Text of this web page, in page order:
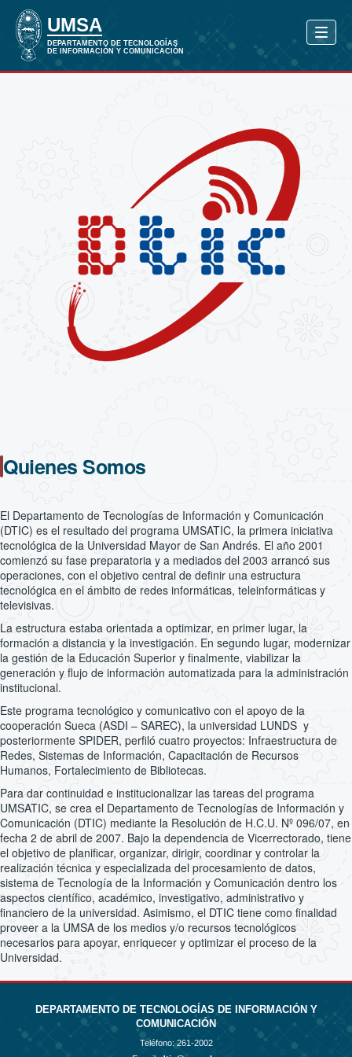
Quienes Somos
El Departamento de Tecnologías de Información y Comunicación
(DTIC) es el resultado del programa UMSATIC, la primera iniciativa
tecnológica de la Universidad Mayor de San Andrés. El año 2001
comienzó su fase preparatoria y a mediados del 2003 arrancó sus
operaciones, con el objetivo central de definir una estructura
tecnológica en el ámbito de redes informáticas, teleinformáticas y
televisivas.
La estructura estaba orientada a optimizar, en primer lugar, la
formación a distancia y la investigación. En segundo lugar, modernizar
la gestión de la Educación Superior y finalmente, viabilizar la
generación y flujo de información automatizada para la administración
institucional.
Este programa tecnológico y comunicativo con el apoyo de la
cooperación Sueca (ASDI – SAREC), la universidad LUNDS y
posteriormente SPIDER, perfiló cuatro proyectos: Infraestructura de
Redes, Sistemas de Información, Capacitación de Recursos
Humanos, Fortalecimiento de Bibliotecas.
Para dar continuidad e institucionalizar las tareas del programa
UMSATIC, se crea el Departamento de Tecnologías de Información y
Comunicación (DTIC) mediante la Resolución de H.C.U. Nº 096/07, en
fecha 2 de abril de 2007. Bajo la dependencia de Vicerrectorado, tiene
el objetivo de planificar, organizar, dirigir, coordinar y controlar la
realización técnica y especializada del procesamiento de datos,
sistema de Tecnología de la Información y Comunicación dentro los
aspectos científico, académico, investigativo, administrativo y
financiero de la universidad. Asimismo, el DTIC tiene como finalidad
proveer a la UMSA de los medios y/o recursos tecnológicos
necesarios para apoyar, enriquecer y optimizar el proceso de la
Universidad.
DEPARTAMENTO DE TECNOLOGÍAS DE INFORMACIÓN Y
COMUNICACIÓN
Teléfono: 261-2002